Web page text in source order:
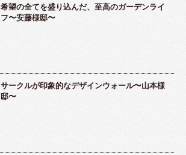
希望の全てを盛り込んだ、至高のガーデンライ
フ〜安藤様邸〜
サークルが印象的なデザインウォール〜山本様
邸〜